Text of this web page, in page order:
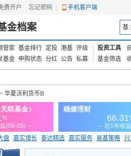
费开户 忘记密码 手机客户端
金档案 基
管家 基金排行 定投 港基 评级
基金 申购状态 分红 公告 私募
投资工具
基金筛选
> 华夏沃利货币B
盘 嘉实增长 泰达精选 嘉实服务 易基策略
价值ETF